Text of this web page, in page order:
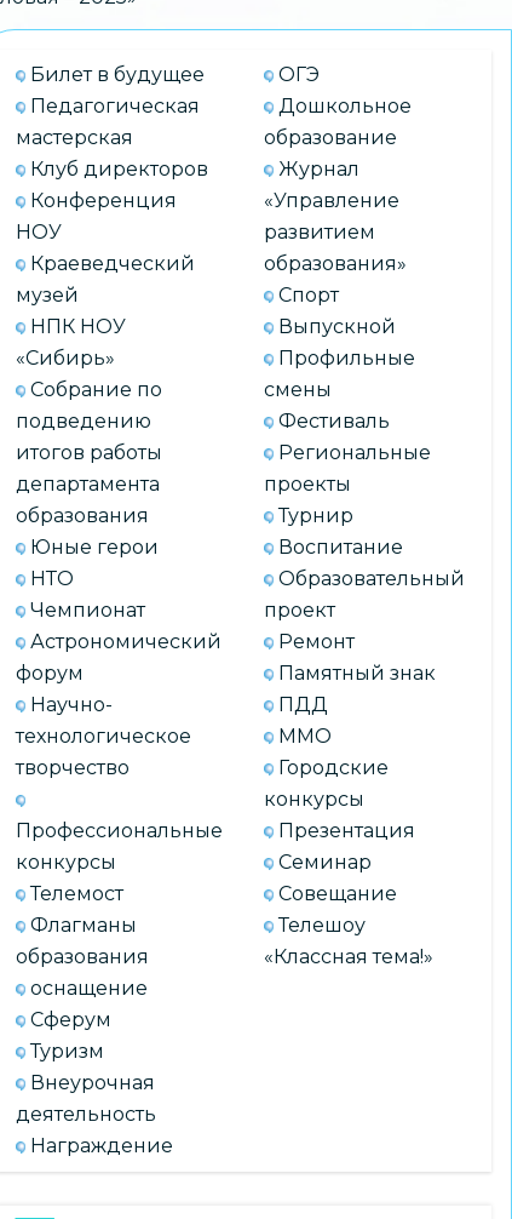
Билет в будущее
Педагогическая
мастерская
Клуб директоров
Конференция
НОУ
Краеведческий
музей
НПК НОУ
«Сибирь»
Собрание по
подведению
итогов работы
департамента
образования
Юные герои
НТО
Чемпионат
Астрономический
форум
Научно-
технологическое
творчество
Профессиональные
конкурсы
Телемост
Флагманы
образования
оснащение
Сферум
Туризм
Внеурочная
деятельность
Награждение
ОГЭ
Дошкольное
образование
Журнал
«Управление
развитием
образования»
Спорт
Выпускной
Профильные
смены
Фестиваль
Региональные
проекты
Турнир
Воспитание
Образовательный
проект
Ремонт
Памятный знак
ПДД
ММО
Городские
конкурсы
Презентация
Семинар
Совещание
Телешоу
«Классная тема!»